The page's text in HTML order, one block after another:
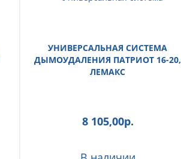
УНИВЕРСАЛЬНАЯ СИСТЕМА
ДЫМОУДАЛЕНИЯ ПАТРИОТ 16-20,
ЛЕМАКС
8 105,00р.